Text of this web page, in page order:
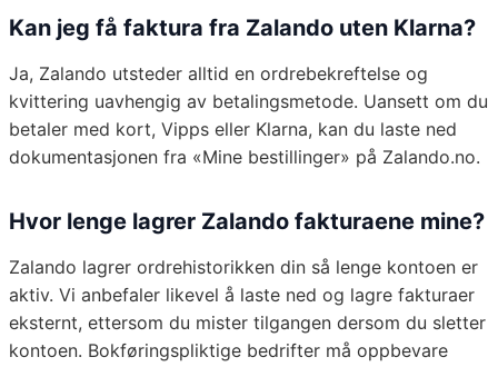
Kan jeg få faktura fra Zalando uten Klarna?
Ja, Zalando utsteder alltid en ordrebekreftelse og
kvittering uavhengig av betalingsmetode. Uansett om du
betaler med kort, Vipps eller Klarna, kan du laste ned
dokumentasjonen fra «Mine bestillinger» på Zalando.no.
Hvor lenge lagrer Zalando fakturaene mine?
Zalando lagrer ordrehistorikken din så lenge kontoen er
aktiv. Vi anbefaler likevel å laste ned og lagre fakturaer
eksternt, ettersom du mister tilgangen dersom du sletter
kontoen. Bokføringspliktige bedrifter må oppbevare